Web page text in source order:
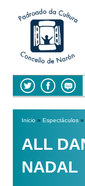
Vostede
Inicio» Espectáculos»
ALL
NADAL